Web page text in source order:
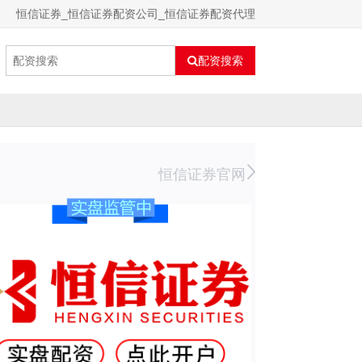
恒信证券_恒信证券配资公司_恒信证券配资代理
配资搜索
恒信证券官网